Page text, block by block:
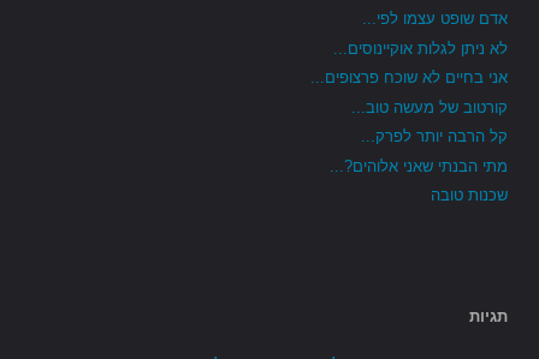
אדם שופט עצמו לפי...
לא ניתן לגלות אוקיינוסים...
אני בחיים לא שוכח פרצופים...
קורטוב של מעשה טוב...
קל הרבה יותר לפרק...
מתי הבנתי שאני אלוהים?...
שכנות טובה
תגיות